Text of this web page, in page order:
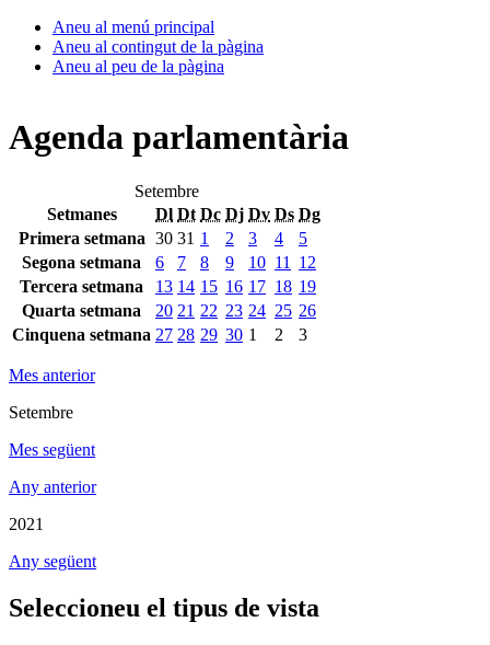
Aneu al menú principal
Aneu al contingut de la pàgina
Aneu al peu de la pàgina
Agenda parlamentària
Setembre
Setmanes
Dl Dt Dc Dj Dv Ds Dg
Primera setmana 30 31 1 2 3 4
5
Segona setmana
6 7 8 9 10 11
12
Tercera setmana
13 14 15 16 17 18 19
Quarta setmana
20 21 22 23 24 25 26
Cinquena setmana 27 28 29 30 1 2 3
Mes anterior
Setembre
Mes següent
Any anterior
2021
Any següent
Seleccioneu el tipus de vista